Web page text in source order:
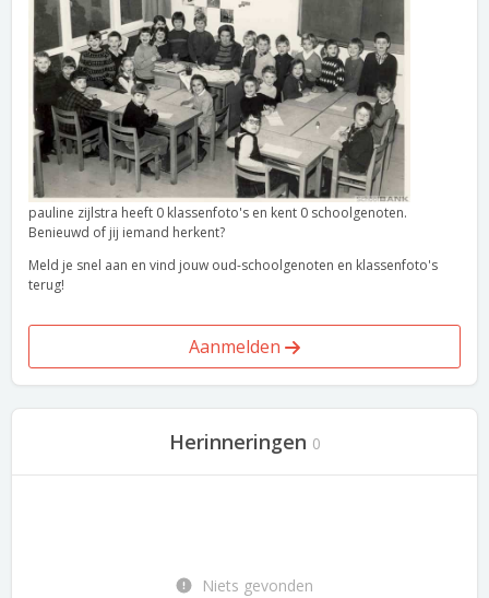
pauline zijlstra heeft 0 klassenfoto's en kent 0 schoolgenoten.
Benieuwd of jij iemand herkent?
Meld je snel aan en vind jouw oud-schoolgenoten en klassenfoto's
terug!
Aanmelden
Herinneringen 0
Niets gevonden